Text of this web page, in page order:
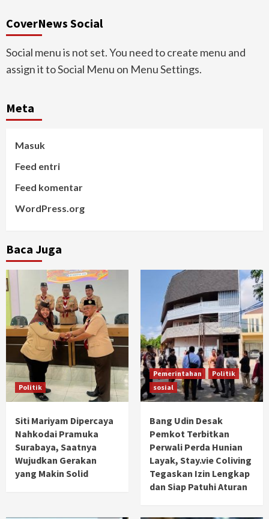
CoverNews Social
Social menu is not set. You need to create menu and
assign it to Social Menu on Menu Settings.
Meta
Masuk
Feed entri
Feed komentar
WordPress.org
Baca Juga
Politik
Siti Mariyam Dipercaya
Nahkodai Pramuka
Surabaya, Saatnya
Wujudkan Gerakan
yang Makin Solid
Pemerintahan
Politik
sosial
Bang Udin Desak
Pemkot Terbitkan
Perwali Perda Hunian
Layak, Stay.vie Coliving
Tegaskan Izin Lengkap
dan Siap Patuhi Aturan